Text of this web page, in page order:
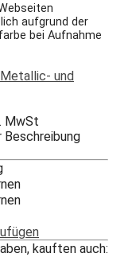
aufgrund der
bei Aufnahme
MwSt
kauften auch: